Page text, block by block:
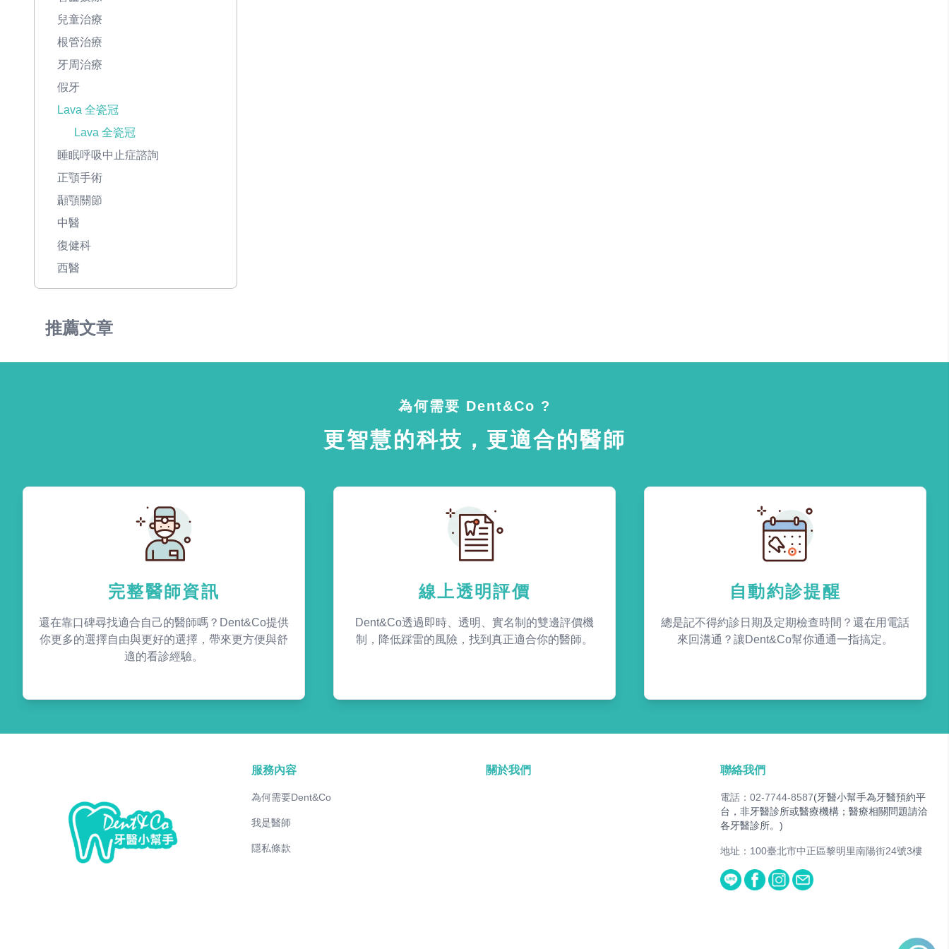
兒童治療
根管治療
牙周治療
假牙
Lava 全瓷冠
Lava 全瓷冠
睡眠呼吸中止症諮詢
正顎手術
顳顎關節
中醫
復健科
西醫
推薦文章
為何需要 Dent&Co ?
更智慧的科技，更適合的醫師
完整醫師資訊
還在靠口碑尋找適合自己的醫師嗎？Dent&Co提供
你更多的選擇自由與更好的選擇，帶來更方便與舒
適的看診經驗。
線上透明評價
Dent&Co透過即時、透明、實名制的雙邊評價機
制，降低踩雷的風險，找到真正適合你的醫師。
自動約診提醒
總是記不得約診日期及定期檢查時間？還在用電話
來回溝通？讓Dent&Co幫你通通一指搞定。
服務內容
為何需要Dent&Co
我是醫師
隱私條款
關於我們 聯絡我們
電話：02-7744-8587(牙醫小幫手為牙醫預約平
台，非牙醫診所或醫療機構；醫療相關問題請洽
各牙醫診所。)
地址：100臺北市中正區黎明里南陽街24號3樓